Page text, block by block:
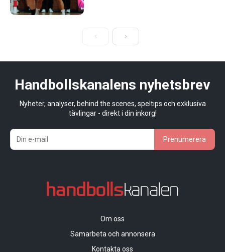
Handbollskanalens nyhetsbrev
Nyheter, analyser, behind the scenes, speltips och exklusiva
tävlingar - direkt i din inkorg!
Prenumerera
Om oss
Samarbeta och annonsera
Kontakta oss